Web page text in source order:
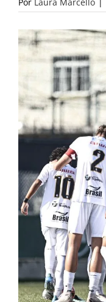
Por Laura Marcello |